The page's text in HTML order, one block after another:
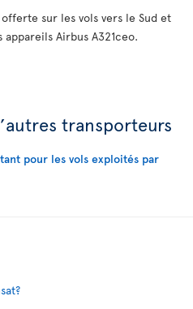
sur les vols vers le Sud et
Airbus A321ceo.
transporteurs
pour les vols exploités par